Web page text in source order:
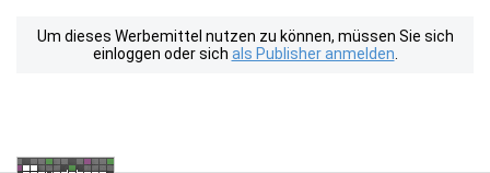
Um dieses Werbemittel nutzen zu können, müssen Sie sich
einloggen oder sich als Publisher anmelden